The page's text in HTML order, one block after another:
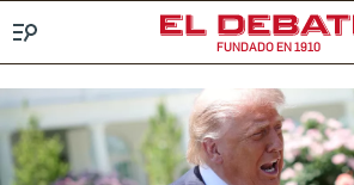
FUNDADO EN 1910